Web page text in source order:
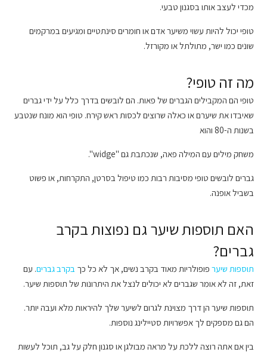
מכדי לעצב אותו בסגנון טבעי.
טופי יכול להיות עשוי משיער אדם או חומרים סינתטיים ומגיעים במרקמים
שונים כמו ישר, מתולתל או מקורזל.
מה זה טופי?
טופי הם המקבילים הגברים של פאות. הם לובשים בדרך כלל על ידי גברים
שאיבדו את שיערם או כאלה שרוצים לכסות ראש קירח. טופי הוא מונח שנטבע
בשנות ה-80 והוא
משחק מילים עם המילה פאה, שנכתבת גם "widge".
גברים לובשים טופי מסיבות רבות כמו טיפול בסרטן, התקרחות, או פשוט
בשביל אופנה.
האם תוספות שיער גם נפוצות בקרב
גברים?
תוספות שיער פופולריות מאוד בקרב נשים, אך לא כל כך בקרב גברים. עם
זאת, זה לא אומר שגברים לא יכולים לנצל את היתרונות של תוספות שיער.
תוספות שיער הן דרך מצוינת לגרום לשיער שלך להיראות מלא ועבה יותר.
הם גם מספקים לך אפשרויות סטיילינג נוספות.
בין אם אתה רוצה ללכת על מראה מבולגן או סגנון חלק על גב, תוכל לעשות